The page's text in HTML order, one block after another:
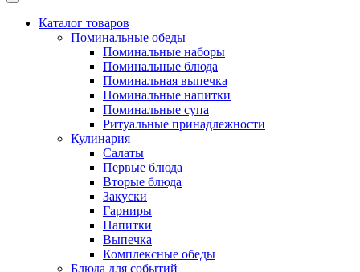
Каталог товаров
Поминальные обеды
Поминальные наборы
Поминальные блюда
Поминальная выпечка
Поминальные напитки
Поминальные супа
Ритуальные принадлежности
Кулинария
Салаты
Первые блюда
Вторые блюда
Закуски
Гарниры
Напитки
Выпечка
Комплексные обеды
Блюда для событий